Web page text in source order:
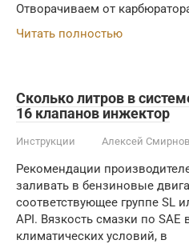
Отворачиваем от
Читать полностью
Сколько литров в
16 клапанов инжектор
Инструкции Алексей Смирнов
Рекомендации
заливать в бензиновые
соответствующее группе SL
API. Вязкость смазки по SAE
климатических условий, в